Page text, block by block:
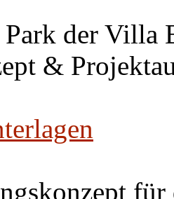
der Villa
&
für